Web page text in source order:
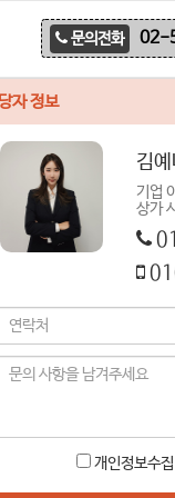
문의전화 02-
자 정보
김
기업
상가
개인정보수집